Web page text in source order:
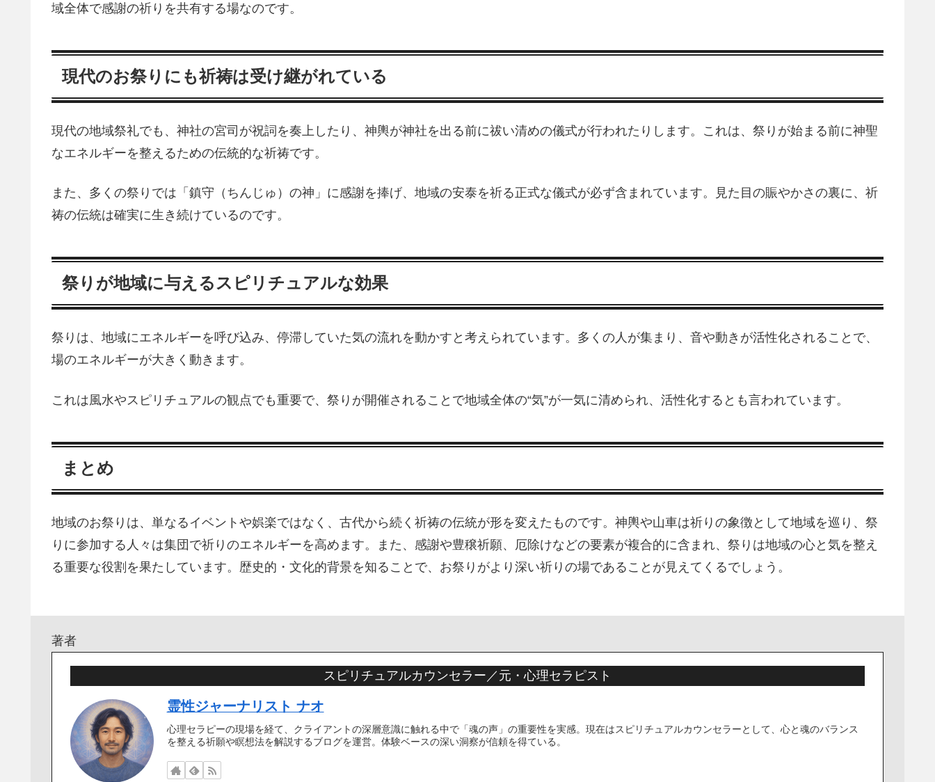
域全体で感謝の祈りを共有する場なのです。
現代のお祭りにも祈祷は受け継がれている
現代の地域祭礼でも、神社の宮司が祝詞を奏上したり、神輿が神社を出る前に祓い清めの儀式が行われたりします。これは、祭りが始まる前に神聖
なエネルギーを整えるための伝統的な祈祷です。
また、多くの祭りでは「鎮守（ちんじゅ）の神」に感謝を捧げ、地域の安泰を祈る正式な儀式が必ず含まれています。見た目の賑やかさの裏に、祈
祷の伝統は確実に生き続けているのです。
祭りが地域に与えるスピリチュアルな効果
祭りは、地域にエネルギーを呼び込み、停滞していた気の流れを動かすと考えられています。多くの人が集まり、音や動きが活性化されることで、
場のエネルギーが大きく動きます。
これは風水やスピリチュアルの観点でも重要で、祭りが開催されることで地域全体の“気”が一気に清められ、活性化するとも言われています。
まとめ
地域のお祭りは、単なるイベントや娯楽ではなく、古代から続く祈祷の伝統が形を変えたものです。神輿や山車は祈りの象徴として地域を巡り、祭
りに参加する人々は集団で祈りのエネルギーを高めます。また、感謝や豊穣祈願、厄除けなどの要素が複合的に含まれ、祭りは地域の心と気を整え
る重要な役割を果たしています。歴史的・文化的背景を知ることで、お祭りがより深い祈りの場であることが見えてくるでしょう。
著者
スピリチュアルカウンセラー／元・心理セラピスト
霊性ジャーナリスト ナオ
心理セラピーの現場を経て、クライアントの深層意識に触れる中で「魂の声」の重要性を実感。現在はスピリチュアルカウンセラーとして、心と魂のバランス
を整える祈願や瞑想法を解説するブログを運営。体験ベースの深い洞察が信頼を得ている。